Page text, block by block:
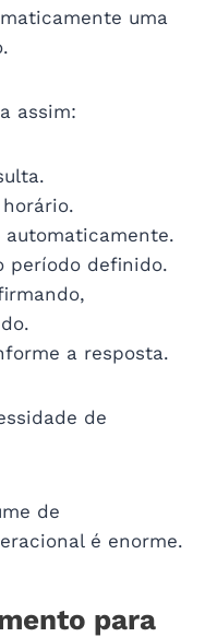
uma
assim:
automaticamente.
período definido.
a resposta.
de
de
é enorme.
para